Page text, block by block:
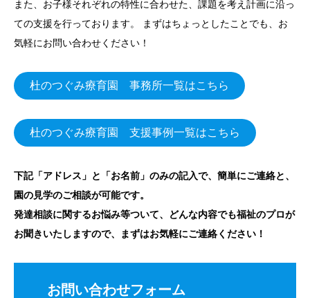
また、お子様それぞれの特性に合わせた、課題を考え計画に沿っ
ての支援を行っております。 まずはちょっとしたことでも、お
気軽にお問い合わせください！
杜のつぐみ療育園 事務所一覧はこちら
杜のつぐみ療育園 支援事例一覧はこちら
下記「アドレス」と「お名前」のみの記入で、簡単にご連絡と、
園の見学のご相談が可能です。
発達相談に関するお悩み等ついて、どんな内容でも福祉のプロが
お聞きいたしますので、まずはお気軽にご連絡ください！
お問い合わせフォーム